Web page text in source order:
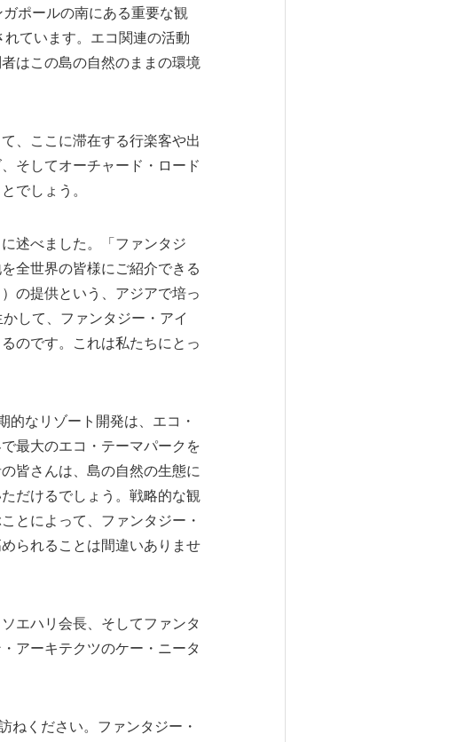
ポールの南にある重要な観
ています。エコ関連の活動
はこの島の自然のままの環境
、ここに滞在する行楽客や出
そしてオーチャード・ロード
でしょう。
述べました。「ファンタジ
全世界の皆様にご紹介できる
の提供という、アジアで培っ
して、ファンタジー・アイ
のです。これは私たちにとっ
的なリゾート開発は、エコ・
最大のエコ・テーマパークを
皆さんは、島の自然の生態に
だけるでしょう。戦略的な観
とによって、ファンタジー・
られることは間違いありませ
エハリ会長、そしてファンタ
アーキテクツのケー・ニータ
ねください。ファンタジー・